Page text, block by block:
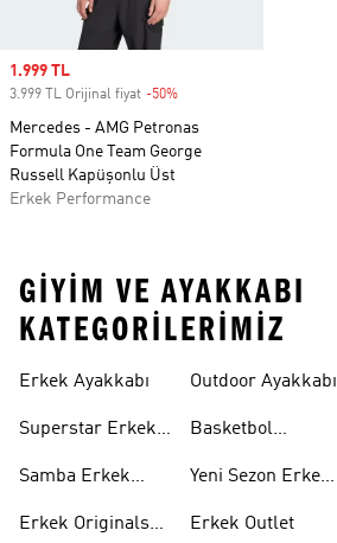
Sale price
1.999 TL
3.999 TL Orijinal fiyat -50%
Mercedes - AMG Petronas
Formula One Team George
Russell Kapüşonlu Üst
Erkek Performance
GIYIM VE AYAKKABI
KATEGORILERIMIZ
Erkek Ayakkabı
Superstar Erkek
Samba Erkek
Erkek Originals
Outdoor Ayakkabı
Basketbol
Yeni Sezon Erkek
Erkek Outlet